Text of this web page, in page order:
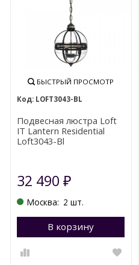
БЫСТРЫЙ ПРОСМОТР
LOFT3043-BL
Подвесная люстра Loft
IT Lantern Residential
Loft3043-Bl
32 490₽
Москва: 2 шт.
В корзину